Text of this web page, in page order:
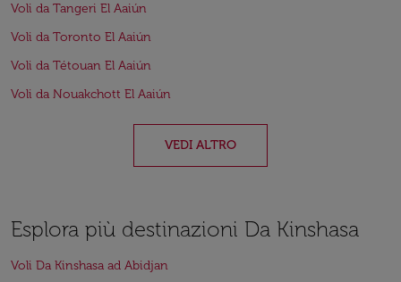
Voli da Tangeri El Aaiún
Voli da Toronto El Aaiún
Voli da Tétouan El Aaiún
Voli da Nouakchott El Aaiún
VEDI ALTRO
Esplora più destinazioni Da Kinshasa
Voli Da Kinshasa ad Abidjan